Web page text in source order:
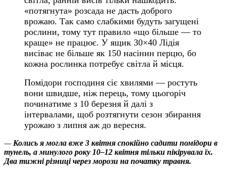
«потягнута» розсада не дасть доброго
врожаю. Так само слабкими будуть загущені
рослини, тому тут правило «що більше — то
краще» не працює. У ящик 30×40 Лідія
висіває не більше як 150 насінин перцю, бо
кожна рослинка потребує світла й місця.
Помідори господиня сіє хвилями — ростуть
вони швидше, ніж перець, тому цьогоріч
починатиме з 10 березня й далі з
інтервалами, щоб розтягнути сезон збирання
урожаю з липня аж до вересня.
— Колись я могла вже 3 квітня спокійно садити помідори в
тунель, а минулого року 10–12 квітня тільки пікірувала їх.
Два тижні різниці через морози на початку травня.